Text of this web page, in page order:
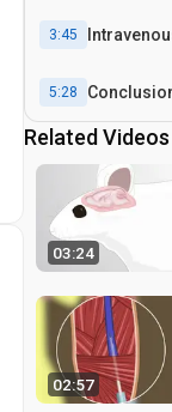
3:45
5:28
Related Videos
03:24
02:57